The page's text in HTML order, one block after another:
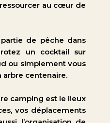
au cœur de
de pêche dans
un cocktail sur
ou simplement vous
arbre centenaire.
camping est le lieux
vos déplacements